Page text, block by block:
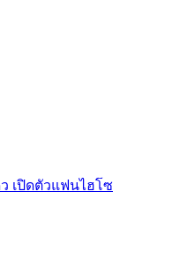
เปิดตัวแฟนไฮโซ